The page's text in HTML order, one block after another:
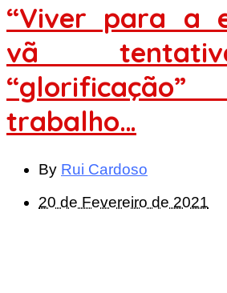
“Viver para a
vã
trabalho…
By Rui Cardoso
20 de Fevereiro de 2021